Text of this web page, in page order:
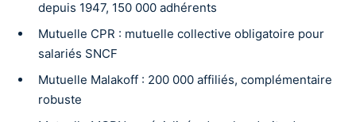
depuis 1947, 150 000 adhérents
Mutuelle CPR : mutuelle collective obligatoire pour
salariés SNCF
Mutuelle Malakoff : 200 000 affiliés, complémentaire
robuste